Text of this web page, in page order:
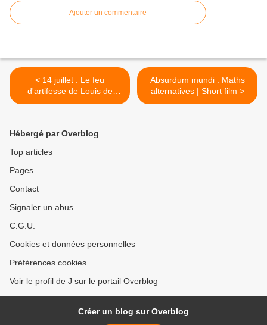
Ajouter un commentaire
< 14 juillet : Le feu
d'artifesse de Louis de
Funès !
Absurdum mundi : Maths
alternatives | Short film >
Hébergé par Overblog
Top articles
Pages
Contact
Signaler un abus
C.G.U.
Cookies et données personnelles
Préférences cookies
Voir le profil de J sur le portail Overblog
Créer un blog sur Overblog